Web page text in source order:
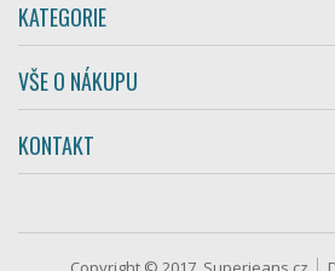
KATEGORIE
VŠE O NÁKUPU
KONTAKT